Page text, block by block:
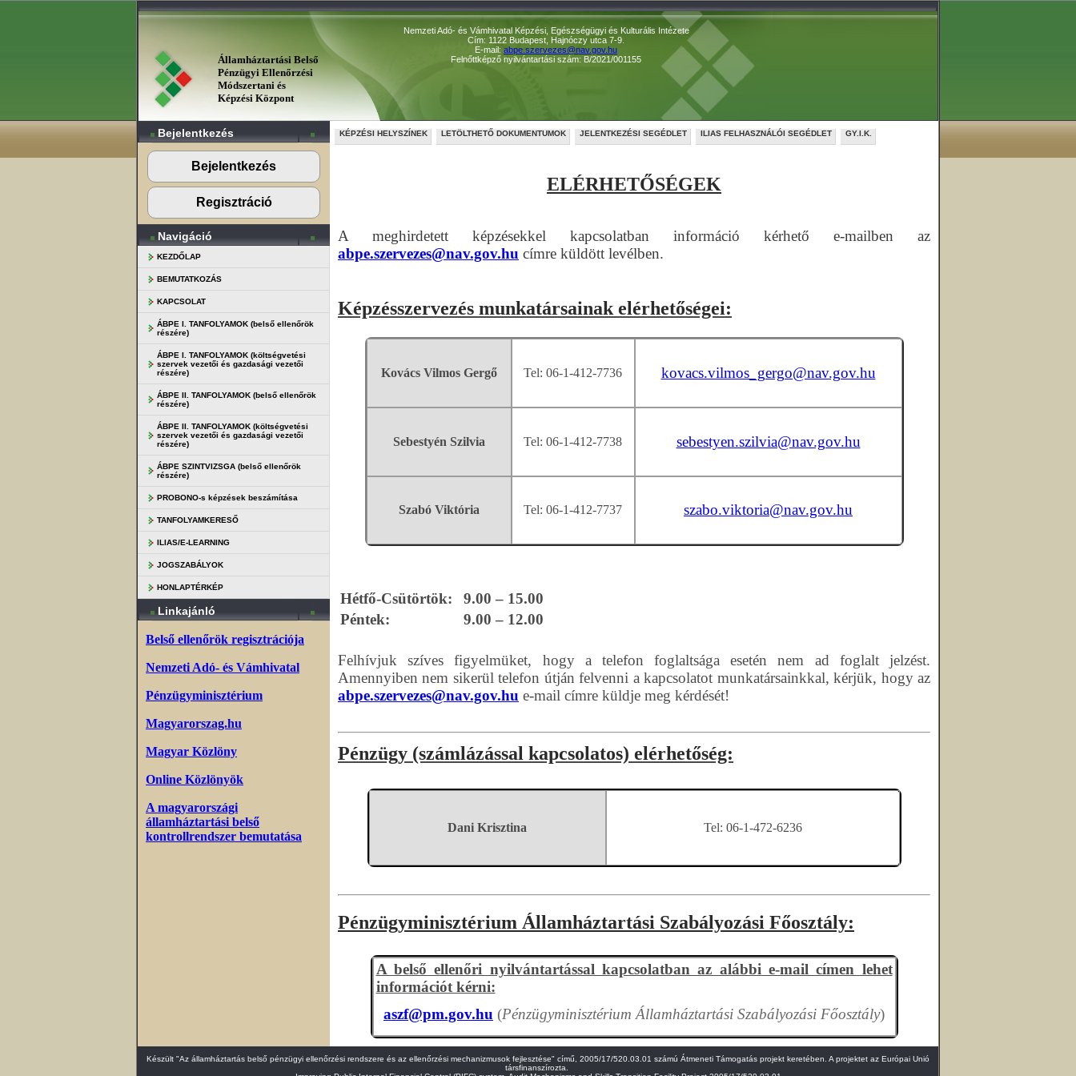
Államháztartási Belső
Pénzügyi Ellenőrzési
Módszertani és
Képzési Központ
Nemzeti Adó- és Vámhivatal Képzési, Egészségügyi és Kulturális Intézete
Cím: 1122 Budapest, Hajnóczy utca 7-9.
E-mail: abpe.szervezes@nav.gov.hu
Felnőttképző nyilvántartási szám: B/2021/001155
Bejelentkezés
Bejelentkezés
Regisztráció
Navigáció
KEZDŐLAP
BEMUTATKOZÁS
KAPCSOLAT
ÁBPE I. TANFOLYAMOK (belső ellenőrök
részére)
ÁBPE I. TANFOLYAMOK (költségvetési
szervek vezetői és gazdasági vezetői
részére)
ÁBPE II. TANFOLYAMOK (belső ellenőrök
részére)
ÁBPE II. TANFOLYAMOK (költségvetési
szervek vezetői és gazdasági vezetői
részére)
ÁBPE SZINTVIZSGA (belső ellenőrök
részére)
PROBONO-s képzések beszámítása
TANFOLYAMKERESŐ
ILIAS/E-LEARNING
JOGSZABÁLYOK
HONLAPTÉRKÉP
Linkajánló
Belső ellenőrök regisztrációja
Nemzeti Adó- és Vámhivatal
Pénzügyminisztérium
Magyarorszag.hu
Magyar Közlöny
Online Közlönyök
A magyarországi
államháztartási belső
kontrollrendszer bemutatása
KÉPZÉSI HELYSZÍNEK LETÖLTHETŐ DOKUMENTUMOK JELENTKEZÉSI SEGÉDLET ILIAS FELHASZNÁLÓI SEGÉDLET GY.I.K.
ELÉRHETŐSÉGEK
A meghirdetett képzésekkel kapcsolatban információ kérhető e-mailben az
abpe.szervezes@nav.gov.hu címre küldött levélben.
Képzésszervezés munkatársainak elérhetőségei:
Kovács Vilmos Gergő Tel: 06-1-412-7736 kovacs.vilmos_gergo@nav.gov.hu
Sebestyén Szilvia Tel: 06-1-412-7738 sebestyen.szilvia@nav.gov.hu
Szabó Viktória Tel: 06-1-412-7737 szabo.viktoria@nav.gov.hu
Hétfő-Csütörtök:
9.00 – 15.00
Péntek:
9.00 – 12.00
Felhívjuk szíves figyelmüket, hogy a telefon foglaltsága esetén nem ad foglalt jelzést.
Amennyiben nem sikerül telefon útján felvenni a kapcsolatot munkatársainkkal, kérjük, hogy az
abpe.szervezes@nav.gov.hu e-mail címre küldje meg kérdését!
Pénzügy (számlázással kapcsolatos) elérhetőség:
Dani Krisztina Tel: 06-1-472-6236
Pénzügyminisztérium Államháztartási Szabályozási Főosztály:
A belső ellenőri nyilvántartással kapcsolatban az alábbi e-mail címen lehet
információt kérni:
aszf@pm.gov.hu (Pénzügyminisztérium Államháztartási Szabályozási Főosztály)
Készült "Az államháztartás belső pénzügyi ellenőrzési rendszere és az ellenőrzési mechanizmusok fejlesztése" című, 2005/17/520.03.01 számú Átmeneti Támogatás projekt keretében. A projektet az Európai Unió
társfinanszírozta.